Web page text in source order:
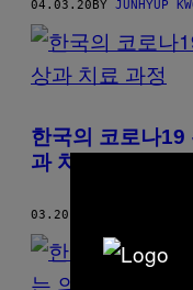
04.03.20BY JUNHYUP
한국의 코로나19
과 치료 과정
03.20.20